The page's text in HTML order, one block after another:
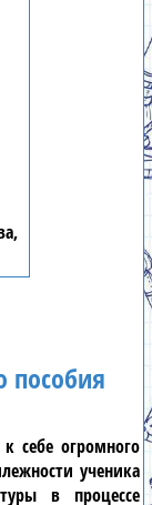
пособия
себе огромного
ученика
в процессе